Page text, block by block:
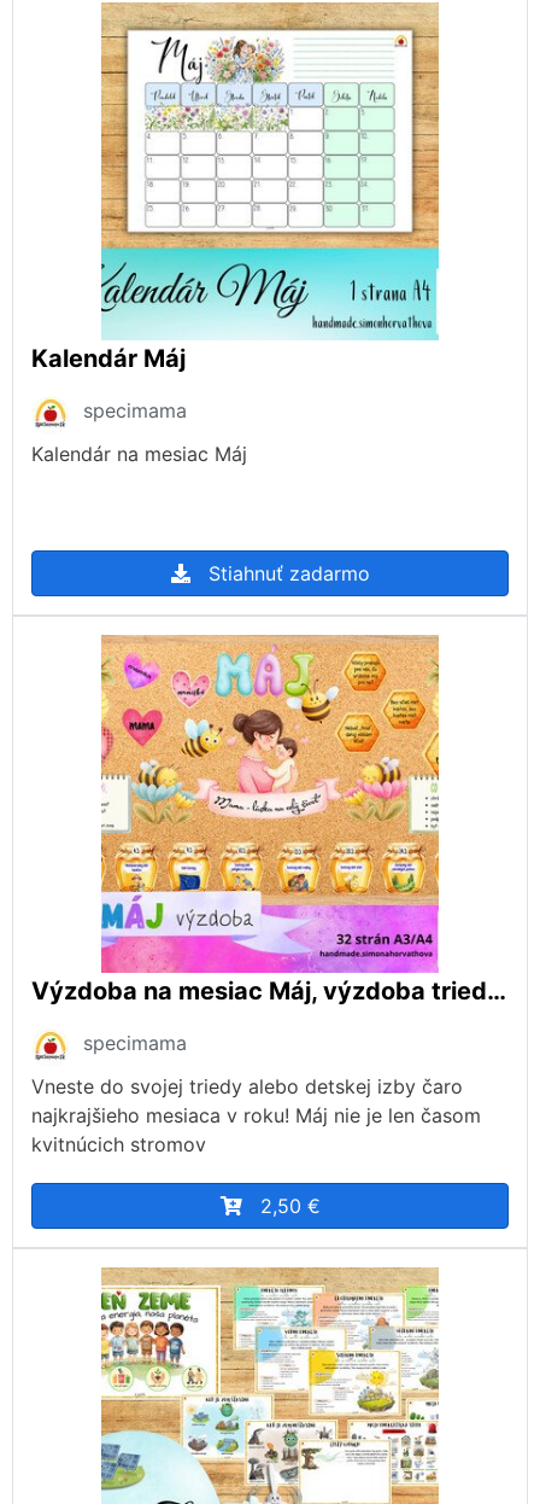
Kalendár Máj
specimama
Kalendár na mesiac Máj
Stiahnuť zadarmo
Výzdoba na mesiac Máj, výzdoba triedy, Deň Matiek, Deň Včiel, nástenka
specimama
Vneste do svojej triedy alebo detskej izby čaro
najkrajšieho mesiaca v roku! Máj nie je len časom
kvitnúcich stromov
2,50 €